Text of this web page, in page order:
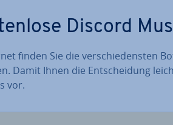
Discord
finden Sie die ver­schie­dens­ten
Damit Ihnen die Ent­schei­dung
vor.